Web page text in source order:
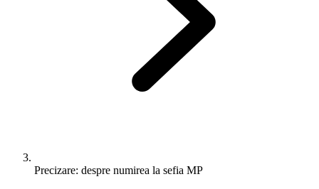
Precizare: despre numirea la sefia MP